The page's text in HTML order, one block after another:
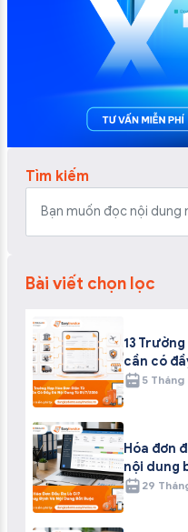
Tìm kiếm
Bài viết chọn lọc
13
cần có
5 Tháng
Hóa đơn
nội dung
29